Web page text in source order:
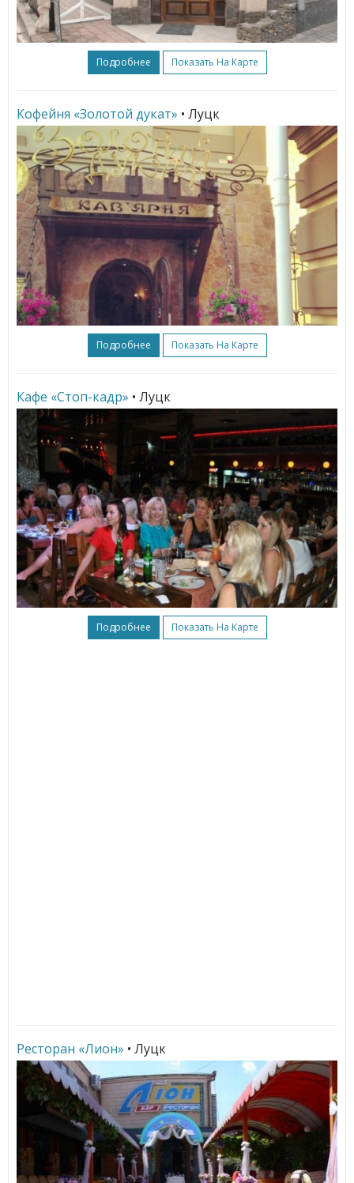
Подробнее Показать На Карте
Кофейня «Золотой дукат» • Луцк
Подробнее Показать На Карте
Кафе «Стоп-кадр» • Луцк
Подробнее Показать На Карте
Ресторан «Лион» • Луцк